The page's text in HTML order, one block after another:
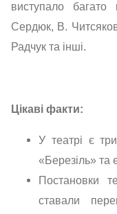
виступало
Сердюк, В.
Радчук та інші.
Цікаві факти:
У театрі є
«Березіль» та
Постановки
ставали